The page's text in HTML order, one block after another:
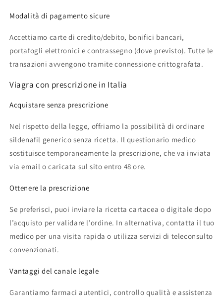
Modalità di pagamento sicure
Accettiamo carte di credito/debito, bonifici bancari,
portafogli elettronici e contrassegno (dove previsto). Tutte le
transazioni avvengono tramite connessione crittografata.
Viagra con prescrizione in Italia
Acquistare senza prescrizione
Nel rispetto della legge, offriamo la possibilità di ordinare
sildenafil generico senza ricetta. Il questionario medico
sostituisce temporaneamente la prescrizione, che va inviata
via email o caricata sul sito entro 48 ore.
Ottenere la prescrizione
Se preferisci, puoi inviare la ricetta cartacea o digitale dopo
l’acquisto per validare l’ordine. In alternativa, contatta il tuo
medico per una visita rapida o utilizza servizi di teleconsulto
convenzionati.
Vantaggi del canale legale
Garantiamo farmaci autentici, controllo qualità e assistenza